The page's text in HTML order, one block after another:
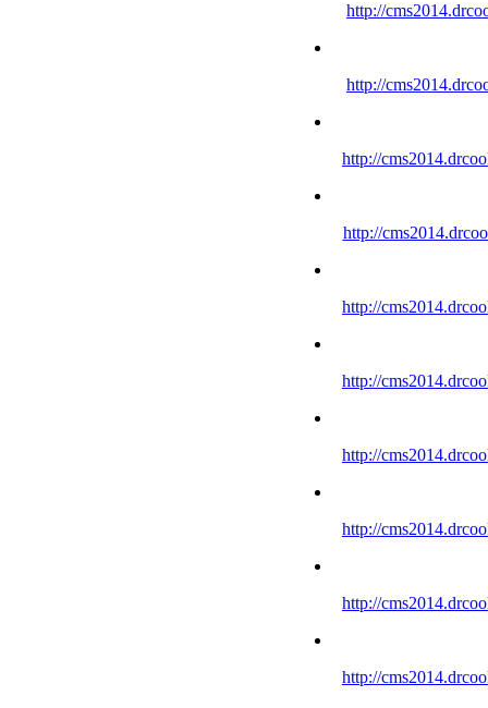
http://
http://
http://
http://
http://
http://
http://
http://
http://
http://